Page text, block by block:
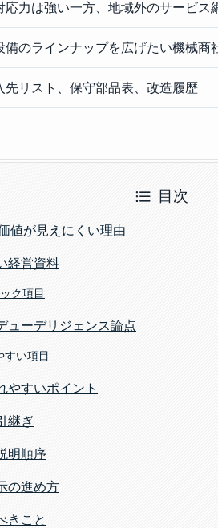
応力は強い一方、地域外のサービス
備のラインナップを広げたい機械商
先リスト、保守部品表、改造履歴
目次
値が見えにくい理由
経営資料
ク項目
ューデリジェンス論点
すい項目
やすいポイント
継ぎ
明順序
の進め方
きこと